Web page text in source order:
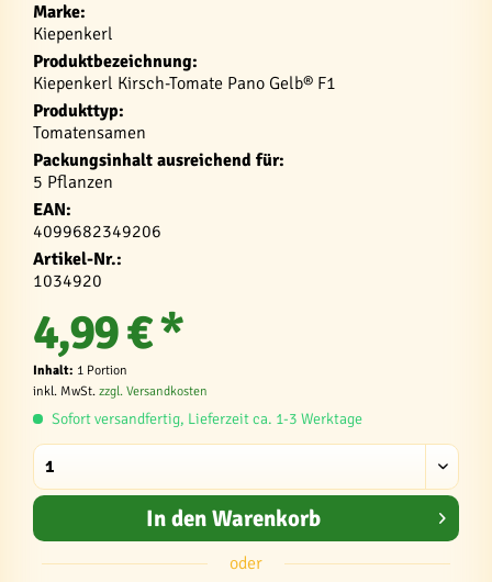
Marke:
Kiepenkerl
Produktbezeichnung:
Kiepenkerl Kirsch-Tomate Pano Gelb® F1
Produkttyp:
Tomatensamen
Packungsinhalt ausreichend für:
5 Pflanzen
EAN:
4099682349206
Artikel-Nr.:
1034920
4,99 € *
Inhalt: 1 Portion
inkl. MwSt. zzgl. Versandkosten
Sofort versandfertig, Lieferzeit ca. 1-3 Werktage
In den Warenkorb
oder